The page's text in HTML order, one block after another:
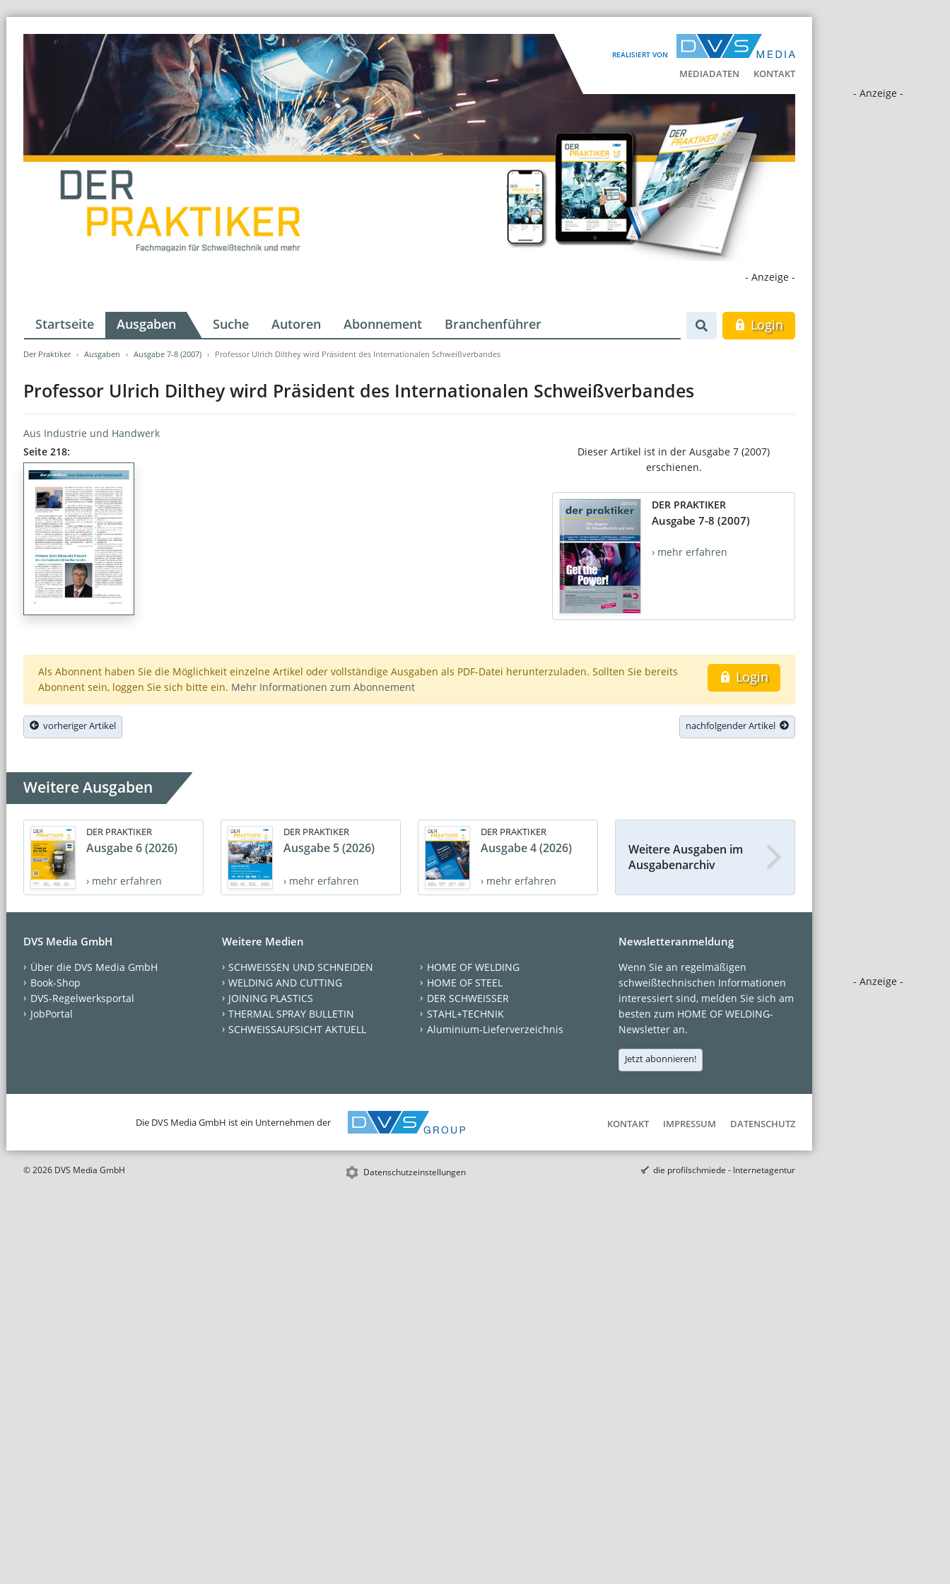
REALISIERT VON
MEDIADATEN KONTAKT
- Anzeige -
- Anzeige -
- Anzeige -
Startseite Ausgaben Suche Autoren Abonnement Branchenführer Login
Der Praktiker Ausgaben Ausgabe 7-8 (2007) Professor Ulrich Dilthey wird Präsident des Internationalen Schweißverbandes
Professor Ulrich Dilthey wird Präsident des Internationalen Schweißverbandes
Aus Industrie und Handwerk
Seite 218:
Dieser Artikel ist in der Ausgabe 7 (2007)
erschienen.
DER PRAKTIKER
Ausgabe 7-8 (2007)
› mehr erfahren
Login
Als Abonnent haben Sie die Möglichkeit einzelne Artikel oder vollständige Ausgaben als PDF-Datei herunterzuladen. Sollten Sie bereits
Abonnent sein, loggen Sie sich bitte ein. Mehr Informationen zum Abonnement
vorheriger Artikel nachfolgender Artikel
Weitere Ausgaben
DER PRAKTIKER
Ausgabe 6 (2026)
› mehr erfahren
DER PRAKTIKER
Ausgabe 5 (2026)
› mehr erfahren
DER PRAKTIKER
Ausgabe 4 (2026)
› mehr erfahren
Weitere Ausgaben im
Ausgabenarchiv
DVS Media GmbH
Über die DVS Media GmbH
Book-Shop
DVS-Regelwerksportal
JobPortal
Weitere Medien
SCHWEISSEN UND SCHNEIDEN
WELDING AND CUTTING
JOINING PLASTICS
THERMAL SPRAY BULLETIN
SCHWEISSAUFSICHT AKTUELL
HOME OF WELDING
HOME OF STEEL
DER SCHWEISSER
STAHL+TECHNIK
Aluminium-Lieferverzeichnis
Newsletteranmeldung
Wenn Sie an regelmäßigen
schweißtechnischen Informationen
interessiert sind, melden Sie sich am
besten zum HOME OF WELDING-
Newsletter an.
Jetzt abonnieren!
Die DVS Media GmbH ist ein Unternehmen der KONTAKT IMPRESSUM DATENSCHUTZ
© 2026 DVS Media GmbH Datenschutzeinstellungen die profilschmiede - Internetagentur